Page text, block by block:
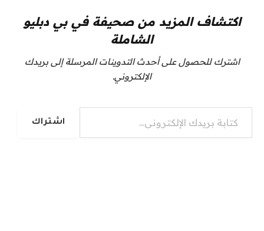
اكتشاف المزيد من صحيفة في بي دبليو
الشاملة
اشترك للحصول على أحدث التدوينات المرسلة إلى بريدك
الإلكتروني.
كتابة بريدك الإلكتروني...
اشتراك